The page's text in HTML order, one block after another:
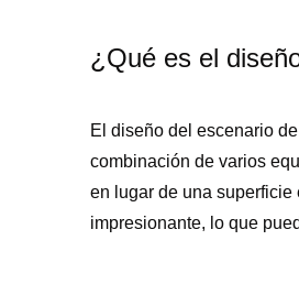
¿Qué es el
El diseño del escenario
combinación de varios
en lugar de una
impresionante, lo que